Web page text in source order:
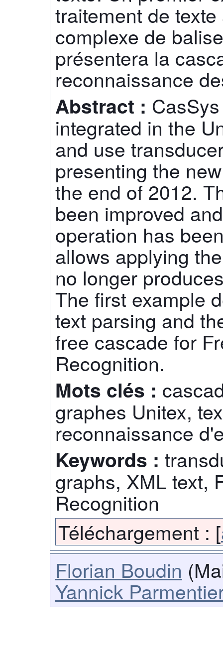
traitement de
complexe de
présentera la
reconnaissance
Abstract :
integrated in the
and use
presenting the
the end of 2012.
been improved
operation has
allows applying
no longer
The first example
text parsing and
free cascade for
Recognition.
Mots clés :
graphes Unitex,
reconnaissance
Keywords :
graphs, XML text,
Recognition
Téléchargement : [
Florian Boudin
Yannick